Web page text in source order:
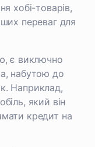
хобі-товарів,
переваг для
є виключно
набутою до
Наприклад,
який він
кредит на